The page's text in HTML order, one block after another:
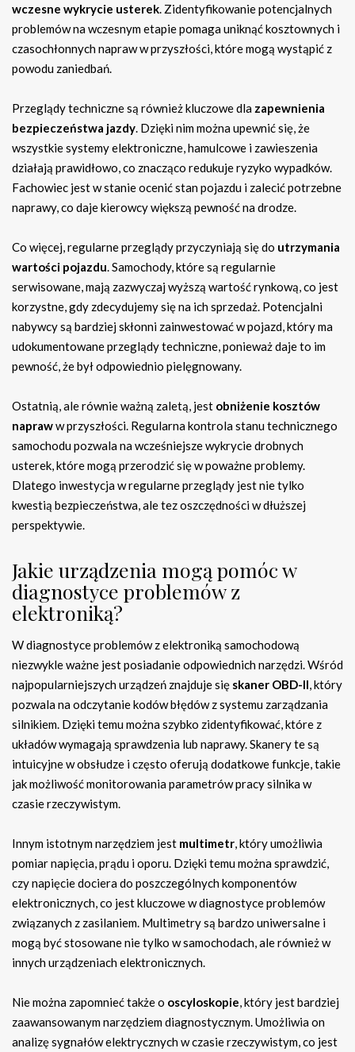
wczesne wykrycie usterek. Zidentyfikowanie potencjalnych
problemów na wczesnym etapie pomaga uniknąć kosztownych i
czasochłonnych napraw w przyszłości, które mogą wystąpić z
powodu zaniedbań.
Przeglądy techniczne są również kluczowe dla zapewnienia
bezpieczeństwa jazdy. Dzięki nim można upewnić się, że
wszystkie systemy elektroniczne, hamulcowe i zawieszenia
działają prawidłowo, co znacząco redukuje ryzyko wypadków.
Fachowiec jest w stanie ocenić stan pojazdu i zalecić potrzebne
naprawy, co daje kierowcy większą pewność na drodze.
Co więcej, regularne przeglądy przyczyniają się do utrzymania
wartości pojazdu. Samochody, które są regularnie
serwisowane, mają zazwyczaj wyższą wartość rynkową, co jest
korzystne, gdy zdecydujemy się na ich sprzedaż. Potencjalni
nabywcy są bardziej skłonni zainwestować w pojazd, który ma
udokumentowane przeglądy techniczne, ponieważ daje to im
pewność, że był odpowiednio pielęgnowany.
Ostatnią, ale równie ważną zaletą, jest obniżenie kosztów
napraww przyszłości. Regularna kontrola stanu technicznego
samochodu pozwala na wcześniejsze wykrycie drobnych
usterek, które mogą przerodzić się w poważne problemy.
Dlatego inwestycja w regularne przeglądy jest nie tylko
kwestią bezpieczeństwa, ale tez oszczędności w dłuższej
perspektywie.
Jakie urządzenia mogą pomóc w
diagnostyce problemów z
elektroniką?
W diagnostyce problemów z elektroniką samochodową
niezwykle ważne jest posiadanie odpowiednich narzędzi. Wśród
najpopularniejszych urządzeń znajduje się skaner OBD-II, który
pozwala na odczytanie kodów błędów z systemu zarządzania
silnikiem. Dzięki temu można szybko zidentyfikować, które z
układów wymagają sprawdzenia lub naprawy. Skanery te są
intuicyjne w obsłudze i często oferują dodatkowe funkcje, takie
jak możliwość monitorowania parametrów pracy silnika w
czasie rzeczywistym.
Innym istotnym narzędziem jest multimetr, który umożliwia
pomiar napięcia, prądu i oporu. Dzięki temu można sprawdzić,
czy napięcie dociera do poszczególnych komponentów
elektronicznych, co jest kluczowe w diagnostyce problemów
związanych z zasilaniem. Multimetry są bardzo uniwersalne i
mogą być stosowane nie tylko w samochodach, ale również w
innych urządzeniach elektronicznych.
Nie można zapomnieć także o oscyloskopie, który jest bardziej
zaawansowanym narzędziem diagnostycznym. Umożliwia on
analizę sygnałów elektrycznych w czasie rzeczywistym, co jest